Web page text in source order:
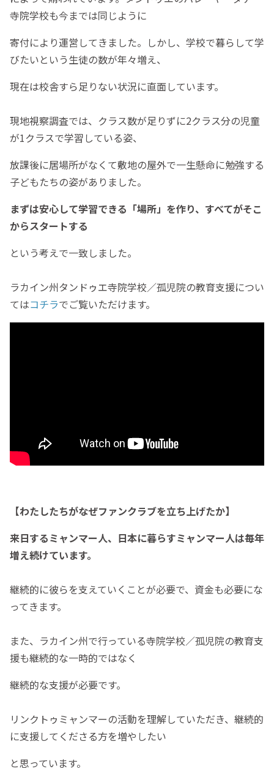
寺院学校も今までは同じように
寄付により運営してきました。しかし、学校で暮らして学
びたいという生徒の数が年々増え、
現在は校舎すら足りない状況に直面しています。
現地視察調査では、クラス数が足りずに2クラス分の児童
が1クラスで学習している姿、
放課後に居場所がなくて敷地の屋外で一生懸命に勉強する
子どもたちの姿がありました。
まずは安心して学習できる「場所」 を作り、すべてがそこ
からスタートする
という考えで一致しました。
ラカイン州タンドゥエ寺院学校／孤児院の教育支援につい
てはコチラでご覧いただけます。
【わたしたちがなぜファンクラブを立ち上げたか】
来日するミャンマー人、日本に暮らすミャンマー人は毎年
増え続けています。
継続的に彼らを支えていくことが必要で、資金も必要にな
ってきます。
また、ラカイン州で行っている寺院学校／孤児院の教育支
援も継続的な一時的ではなく
継続的な支援が必要です。
リンクトゥミャンマーの活動を理解していただき、継続的
に支援してくださる方を増やしたい
と思っています。